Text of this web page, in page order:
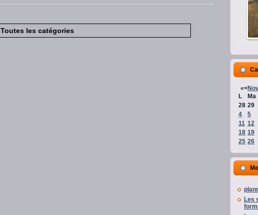
Toutes les catégories
«<
L
Ma
28 29
4
5
11 12
18 19
25 26
Les